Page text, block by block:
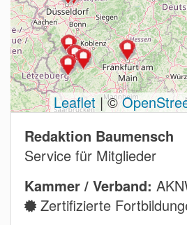
Leaflet | ©
Redaktion Baumensch
Service für Mitglieder
Kammer / Verband:
Zertifizierte